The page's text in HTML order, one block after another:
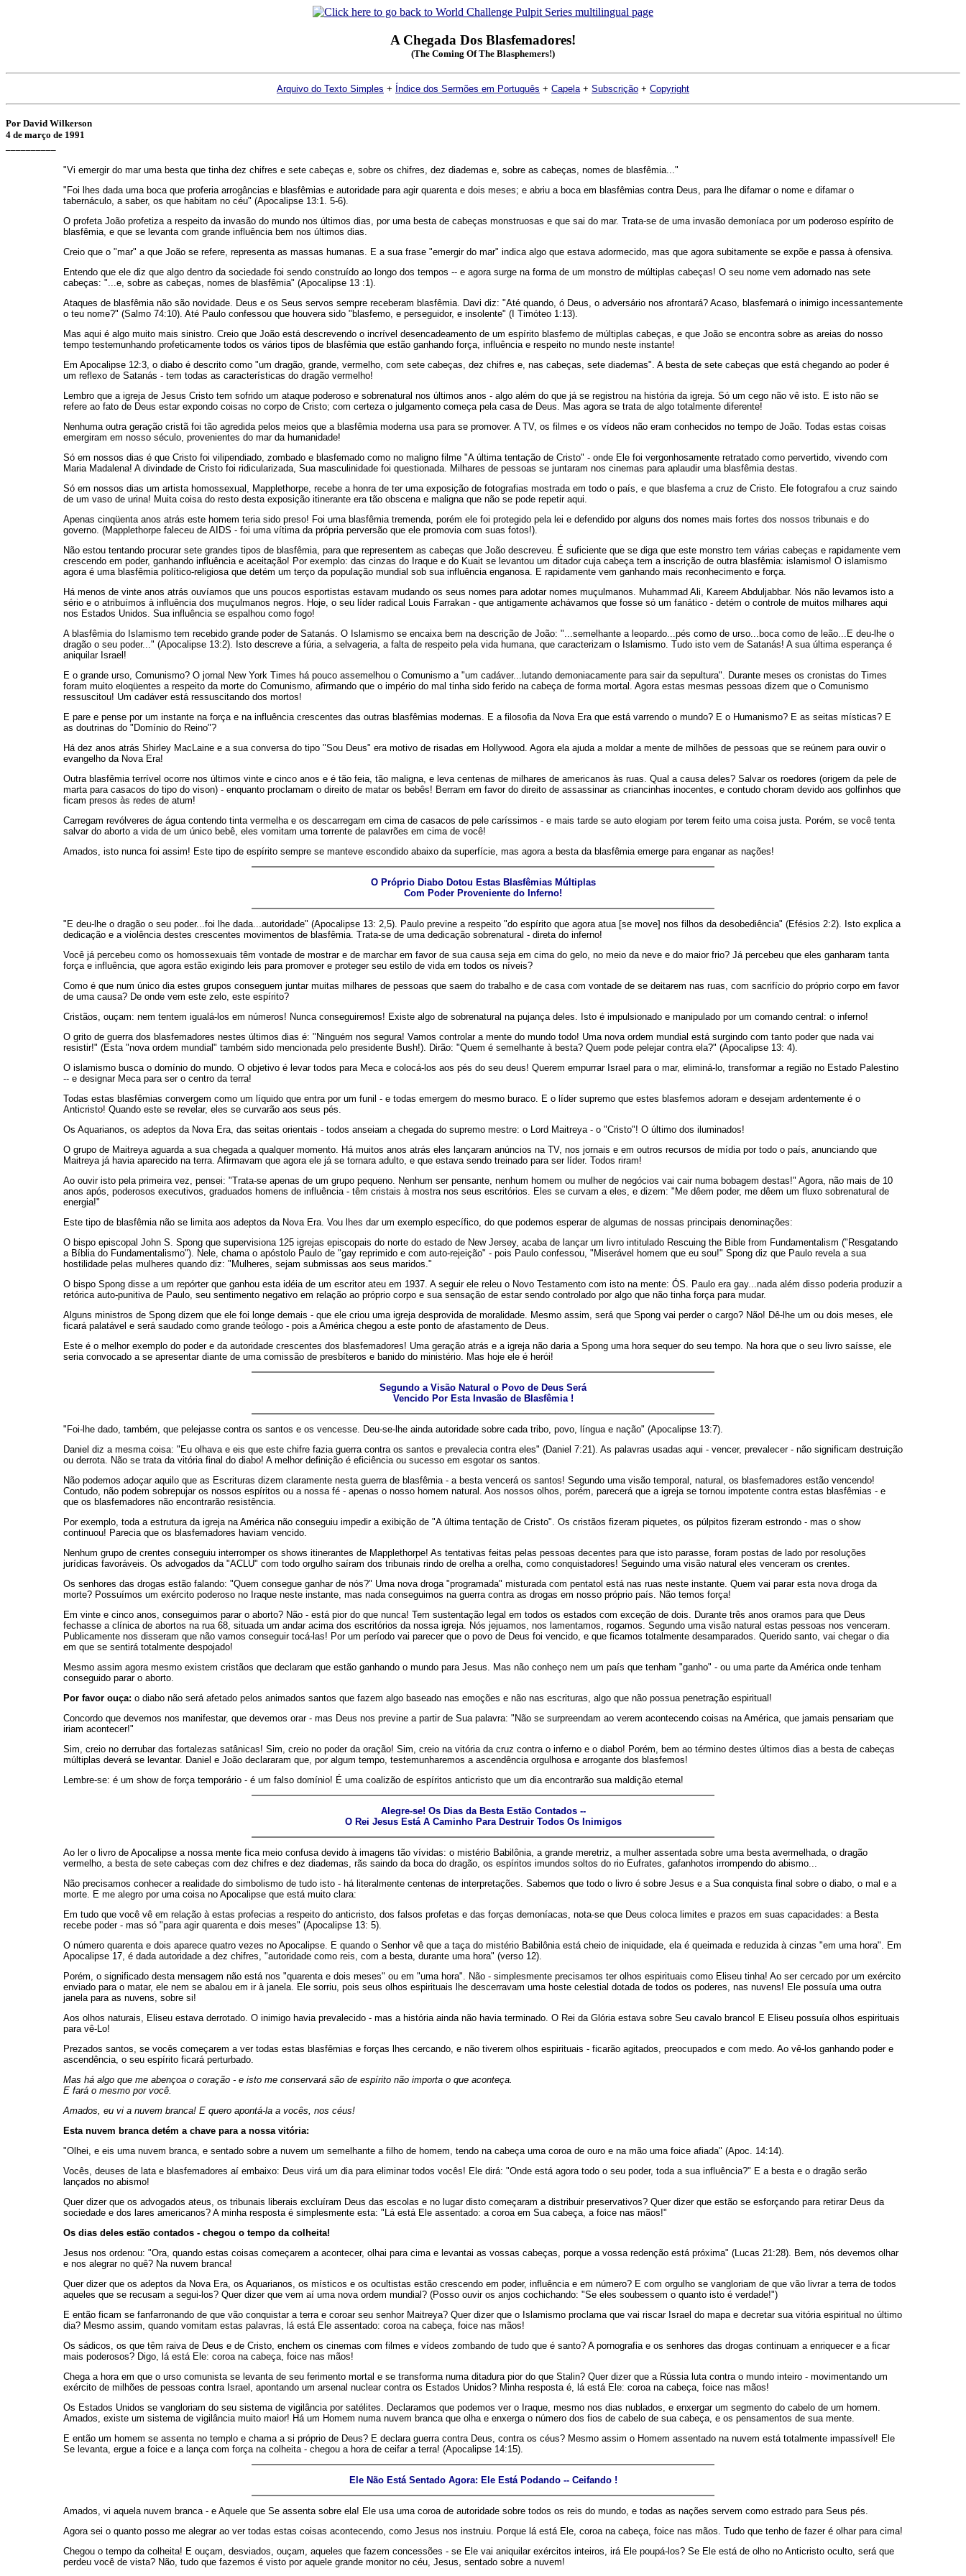
A Chegada Dos Blasfemadores!
(The Coming Of The Blasphemers!)
Arquivo do Texto Simples + Índice dos Sermões em Português + Capela+ Subscrição + Copyright
Por David Wilkerson
4 de março de 1991
"Vi emergir do mar uma besta que tinha dez chifres e sete cabeças e, sobre os chifres, dez diademas e, sobre as cabeças, nomes de blasfêmia..."
"Foi lhes dada uma boca que proferia arrogâncias e blasfêmias e autoridade para agir quarenta e dois meses; e abriu a boca em blasfêmias contra Deus, para lhe difamar o nome e difamar o
tabernáculo, a saber, os que habitam no céu" (Apocalipse 13:1. 5-6).
O profeta João profetiza a respeito da invasão do mundo nos últimos dias, por uma besta de cabeças monstruosas e que sai do mar. Trata-se de uma invasão demoníaca por um poderoso espírito de
blasfêmia, e que se levanta com grande influência bem nos últimos dias.
Creio que o "mar" a que João se refere, representa as massas humanas. E a sua frase "emergir do mar" indica algo que estava adormecido, mas que agora subitamente se expõe e passa à ofensiva.
Entendo que ele diz que algo dentro da sociedade foi sendo construído ao longo dos tempos -- e agora surge na forma de um monstro de múltiplas cabeças! O seu nome vem adornado nas sete
cabeças: "...e, sobre as cabeças, nomes de blasfêmia" (Apocalipse 13 :1).
Ataques de blasfêmia não são novidade. Deus e os Seus servos sempre receberam blasfêmia. Davi diz: "Até quando, ó Deus, o adversário nos afrontará? Acaso, blasfemará o inimigo incessantemente
o teu nome?" (Salmo 74:10). Até Paulo confessou que houvera sido "blasfemo, e perseguidor, e insolente" (I Timóteo 1:13).
Mas aqui é algo muito mais sinistro. Creio que João está descrevendo o incrível desencadeamento de um espírito blasfemo de múltiplas cabeças, e que João se encontra sobre as areias do nosso
tempo testemunhando profeticamente todos os vários tipos de blasfêmia que estão ganhando força, influência e respeito no mundo neste instante!
Em Apocalipse 12:3, o diabo é descrito como "um dragão, grande, vermelho, com sete cabeças, dez chifres e, nas cabeças, sete diademas". A besta de sete cabeças que está chegando ao poder é
um reflexo de Satanás - tem todas as características do dragão vermelho!
Lembro que a igreja de Jesus Cristo tem sofrido um ataque poderoso e sobrenatural nos últimos anos - algo além do que já se registrou na história da igreja. Só um cego não vê isto. E isto não se
refere ao fato de Deus estar expondo coisas no corpo de Cristo; com certeza o julgamento começa pela casa de Deus. Mas agora se trata de algo totalmente diferente!
Nenhuma outra geração cristã foi tão agredida pelos meios que a blasfêmia moderna usa para se promover. A TV, os filmes e os vídeos não eram conhecidos no tempo de João. Todas estas coisas
emergiram em nosso século, provenientes do mar da humanidade!
Só em nossos dias é que Cristo foi vilipendiado, zombado e blasfemado como no maligno filme "A última tentação de Cristo" - onde Ele foi vergonhosamente retratado como pervertido, vivendo com
Maria Madalena! A divindade de Cristo foi ridicularizada, Sua masculinidade foi questionada. Milhares de pessoas se juntaram nos cinemas para aplaudir uma blasfêmia destas.
Só em nossos dias um artista homossexual, Mapplethorpe, recebe a honra de ter uma exposição de fotografias mostrada em todo o país, e que blasfema a cruz de Cristo. Ele fotografou a cruz saindo
de um vaso de urina! Muita coisa do resto desta exposição itinerante era tão obscena e maligna que não se pode repetir aqui.
Apenas cinqüenta anos atrás este homem teria sido preso! Foi uma blasfêmia tremenda, porém ele foi protegido pela lei e defendido por alguns dos nomes mais fortes dos nossos tribunais e do
governo. (Mapplethorpe faleceu de AIDS - foi uma vítima da própria perversão que ele promovia com suas fotos!).
Não estou tentando procurar sete grandes tipos de blasfêmia, para que representem as cabeças que João descreveu. É suficiente que se diga que este monstro tem várias cabeças e rapidamente vem
crescendo em poder, ganhando influência e aceitação! Por exemplo: das cinzas do Iraque e do Kuait se levantou um ditador cuja cabeça tem a inscrição de outra blasfêmia: islamismo! O islamismo
agora é uma blasfêmia político-religiosa que detém um terço da população mundial sob sua influência enganosa. E rapidamente vem ganhando mais reconhecimento e força.
Há menos de vinte anos atrás ouvíamos que uns poucos esportistas estavam mudando os seus nomes para adotar nomes muçulmanos. Muhammad Ali, Kareem Abduljabbar. Nós não levamos isto a
sério e o atribuímos à influência dos muçulmanos negros. Hoje, o seu líder radical Louis Farrakan - que antigamente achávamos que fosse só um fanático - detém o controle de muitos milhares aqui
nos Estados Unidos. Sua influência se espalhou como fogo!
A blasfêmia do Islamismo tem recebido grande poder de Satanás. O Islamismo se encaixa bem na descrição de João: "...semelhante a leopardo...pés como de urso...boca como de leão...E deu-lhe o
dragão o seu poder..." (Apocalipse 13:2). Isto descreve a fúria, a selvageria, a falta de respeito pela vida humana, que caracterizam o Islamismo. Tudo isto vem de Satanás! A sua última esperança é
aniquilar Israel!
E o grande urso, Comunismo? O jornal New York Times há pouco assemelhou o Comunismo a "um cadáver...lutando demoniacamente para sair da sepultura". Durante meses os cronistas do Times
foram muito eloqüentes a respeito da morte do Comunismo, afirmando que o império do mal tinha sido ferido na cabeça de forma mortal. Agora estas mesmas pessoas dizem que o Comunismo
ressuscitou! Um cadáver está ressuscitando dos mortos!
E pare e pense por um instante na força e na influência crescentes das outras blasfêmias modernas. E a filosofia da Nova Era que está varrendo o mundo? E o Humanismo? E as seitas místicas? E
as doutrinas do "Domínio do Reino"?
Há dez anos atrás Shirley MacLaine e a sua conversa do tipo "Sou Deus" era motivo de risadas em Hollywood. Agora ela ajuda a moldar a mente de milhões de pessoas que se reúnem para ouvir o
evangelho da Nova Era!
Outra blasfêmia terrível ocorre nos últimos vinte e cinco anos e é tão feia, tão maligna, e leva centenas de milhares de americanos às ruas. Qual a causa deles? Salvar os roedores (origem da pele de
marta para casacos do tipo do vison) - enquanto proclamam o direito de matar os bebês! Berram em favor do direito de assassinar as criancinhas inocentes, e contudo choram devido aos golfinhos que
ficam presos às redes de atum!
Carregam revólveres de água contendo tinta vermelha e os descarregam em cima de casacos de pele caríssimos - e mais tarde se auto elogiam por terem feito uma coisa justa. Porém, se você tenta
salvar do aborto a vida de um único bebê, eles vomitam uma torrente de palavrões em cima de você!
Amados, isto nunca foi assim! Este tipo de espírito sempre se manteve escondido abaixo da superfície, mas agora a besta da blasfêmia emerge para enganar as nações!
O Próprio Diabo Dotou Estas Blasfêmias Múltiplas
Com Poder Proveniente do Inferno!
"E deu-lhe o dragão o seu poder...foi lhe dada...autoridade" (Apocalipse 13: 2,5). Paulo previne a respeito "do espírito que agora atua [se move] nos filhos da desobediência" (Efésios 2:2). Isto explica a
dedicação e a violência destes crescentes movimentos de blasfêmia. Trata-se de uma dedicação sobrenatural - direta do inferno!
Você já percebeu como os homossexuais têm vontade de mostrar e de marchar em favor de sua causa seja em cima do gelo, no meio da neve e do maior frio? Já percebeu que eles ganharam tanta
força e influência, que agora estão exigindo leis para promover e proteger seu estilo de vida em todos os níveis?
Como é que num único dia estes grupos conseguem juntar muitas milhares de pessoas que saem do trabalho e de casa com vontade de se deitarem nas ruas, com sacrifício do próprio corpo em favor
de uma causa? De onde vem este zelo, este espírito?
Cristãos, ouçam: nem tentem igualá-los em números! Nunca conseguiremos! Existe algo de sobrenatural na pujança deles. Isto é impulsionado e manipulado por um comando central: o inferno!
O grito de guerra dos blasfemadores nestes últimos dias é: "Ninguém nos segura! Vamos controlar a mente do mundo todo! Uma nova ordem mundial está surgindo com tanto poder que nada vai
resistir!" (Esta "nova ordem mundial" também sido mencionada pelo presidente Bush!). Dirão: "Quem é semelhante à besta? Quem pode pelejar contra ela?" (Apocalipse 13: 4).
O islamismo busca o domínio do mundo. O objetivo é levar todos para Meca e colocá-los aos pés do seu deus! Querem empurrar Israel para o mar, eliminá-lo, transformar a região no Estado Palestino
-- e designar Meca para ser o centro da terra!
Todas estas blasfêmias convergem como um líquido que entra por um funil - e todas emergem do mesmo buraco. E o líder supremo que estes blasfemos adoram e desejam ardentemente é o
Anticristo! Quando este se revelar, eles se curvarão aos seus pés.
Os Aquarianos, os adeptos da Nova Era, das seitas orientais - todos anseiam a chegada do supremo mestre: o Lord Maitreya - o "Cristo"! O último dos iluminados!
O grupo de Maitreya aguarda a sua chegada a qualquer momento. Há muitos anos atrás eles lançaram anúncios na TV, nos jornais e em outros recursos de mídia por todo o país, anunciando que
Maitreya já havia aparecido na terra. Afirmavam que agora ele já se tornara adulto, e que estava sendo treinado para ser líder. Todos riram!
Ao ouvir isto pela primeira vez, pensei: "Trata-se apenas de um grupo pequeno. Nenhum ser pensante, nenhum homem ou mulher de negócios vai cair numa bobagem destas!" Agora, não mais de 10
anos após, poderosos executivos, graduados homens de influência - têm cristais à mostra nos seus escritórios. Eles se curvam a eles, e dizem: "Me dêem poder, me dêem um fluxo sobrenatural de
energia!"
Este tipo de blasfêmia não se limita aos adeptos da Nova Era. Vou lhes dar um exemplo específico, do que podemos esperar de algumas de nossas principais denominações:
O bispo episcopal John S. Spong que supervisiona 125 igrejas episcopais do norte do estado de New Jersey, acaba de lançar um livro intitulado Rescuing the Bible from Fundamentalism ("Resgatando
a Bíblia do Fundamentalismo"). Nele, chama o apóstolo Paulo de "gay reprimido e com auto-rejeição" - pois Paulo confessou, "Miserável homem que eu sou!" Spong diz que Paulo revela a sua
hostilidade pelas mulheres quando diz: "Mulheres, sejam submissas aos seus maridos."
O bispo Spong disse a um repórter que ganhou esta idéia de um escritor ateu em 1937. A seguir ele releu o Novo Testamento com isto na mente: ÓS. Paulo era gay...nada além disso poderia produzir a
retórica auto-punitiva de Paulo, seu sentimento negativo em relação ao próprio corpo e sua sensação de estar sendo controlado por algo que não tinha força para mudar.
Alguns ministros de Spong dizem que ele foi longe demais - que ele criou uma igreja desprovida de moralidade. Mesmo assim, será que Spong vai perder o cargo? Não! Dê-lhe um ou dois meses, ele
ficará palatável e será saudado como grande teólogo - pois a América chegou a este ponto de afastamento de Deus.
Este é o melhor exemplo do poder e da autoridade crescentes dos blasfemadores! Uma geração atrás e a igreja não daria a Spong uma hora sequer do seu tempo. Na hora que o seu livro saísse, ele
seria convocado a se apresentar diante de uma comissão de presbíteros e banido do ministério. Mas hoje ele é herói!
Segundo a Visão Natural o Povo de Deus Será
Vencido Por Esta Invasão de Blasfêmia !
"Foi-lhe dado, também, que pelejasse contra os santos e os vencesse. Deu-se-lhe ainda autoridade sobre cada tribo, povo, língua e nação" (Apocalipse 13:7).
Daniel diz a mesma coisa: "Eu olhava e eis que este chifre fazia guerra contra os santos e prevalecia contra eles" (Daniel 7:21). As palavras usadas aqui - vencer, prevalecer - não significam destruição
ou derrota. Não se trata da vitória final do diabo! A melhor definição é eficiência ou sucesso em esgotar os santos.
Não podemos adoçar aquilo que as Escrituras dizem claramente nesta guerra de blasfêmia - a besta vencerá os santos! Segundo uma visão temporal, natural, os blasfemadores estão vencendo!
Contudo, não podem sobrepujar os nossos espíritos ou a nossa fé - apenas o nosso homem natural. Aos nossos olhos, porém, parecerá que a igreja se tornou impotente contra estas blasfêmias - e
que os blasfemadores não encontrarão resistência.
Por exemplo, toda a estrutura da igreja na América não conseguiu impedir a exibição de "A última tentação de Cristo". Os cristãos fizeram piquetes, os púlpitos fizeram estrondo - mas o show
continuou! Parecia que os blasfemadores haviam vencido.
Nenhum grupo de crentes conseguiu interromper os shows itinerantes de Mapplethorpe! As tentativas feitas pelas pessoas decentes para que isto parasse, foram postas de lado por resoluções
jurídicas favoráveis. Os advogados da "ACLU" com todo orgulho saíram dos tribunais rindo de orelha a orelha, como conquistadores! Seguindo uma visão natural eles venceram os crentes.
Os senhores das drogas estão falando: "Quem consegue ganhar de nós?" Uma nova droga "programada" misturada com pentatol está nas ruas neste instante. Quem vai parar esta nova droga da
morte? Possuímos um exército poderoso no Iraque neste instante, mas nada conseguimos na guerra contra as drogas em nosso próprio país. Não temos força!
Em vinte e cinco anos, conseguimos parar o aborto? Não - está pior do que nunca! Tem sustentação legal em todos os estados com exceção de dois. Durante três anos oramos para que Deus
fechasse a clínica de abortos na rua 68, situada um andar acima dos escritórios da nossa igreja. Nós jejuamos, nos lamentamos, rogamos. Segundo uma visão natural estas pessoas nos venceram.
Publicamente nos disseram que não vamos conseguir tocá-las! Por um período vai parecer que o povo de Deus foi vencido, e que ficamos totalmente desamparados. Querido santo, vai chegar o dia
em que se sentirá totalmente despojado!
Mesmo assim agora mesmo existem cristãos que declaram que estão ganhando o mundo para Jesus. Mas não conheço nem um país que tenham "ganho" - ou uma parte da América onde tenham
conseguido parar o aborto.
Por favor ouça: o diabo não será afetado pelos animados santos que fazem algo baseado nas emoções e não nas escrituras, algo que não possua penetração espiritual!
Concordo que devemos nos manifestar, que devemos orar - mas Deus nos previne a partir de Sua palavra: "Não se surpreendam ao verem acontecendo coisas na América, que jamais pensariam que
iriam acontecer!"
Sim, creio no derrubar das fortalezas satânicas! Sim, creio no poder da oração! Sim, creio na vitória da cruz contra o inferno e o diabo! Porém, bem ao término destes últimos dias a besta de cabeças
múltiplas deverá se levantar. Daniel e João declararam que, por algum tempo, testemunharemos a ascendência orgulhosa e arrogante dos blasfemos!
Lembre-se: é um show de força temporário - é um falso domínio! É uma coalizão de espíritos anticristo que um dia encontrarão sua maldição eterna!
Alegre-se! Os Dias da Besta Estão Contados --
O Rei Jesus Está A Caminho Para Destruir Todos Os Inimigos
Ao ler o livro de Apocalipse a nossa mente fica meio confusa devido à imagens tão vívidas: o mistério Babilônia, a grande meretriz, a mulher assentada sobre uma besta avermelhada, o dragão
vermelho, a besta de sete cabeças com dez chifres e dez diademas, rãs saindo da boca do dragão, os espíritos imundos soltos do rio Eufrates, gafanhotos irrompendo do abismo...
Não precisamos conhecer a realidade do simbolismo de tudo isto - há literalmente centenas de interpretações. Sabemos que todo o livro é sobre Jesus e a Sua conquista final sobre o diabo, o mal e a
morte. E me alegro por uma coisa no Apocalipse que está muito clara:
Em tudo que você vê em relação à estas profecias a respeito do anticristo, dos falsos profetas e das forças demoníacas, nota-se que Deus coloca limites e prazos em suas capacidades: a Besta
recebe poder - mas só "para agir quarenta e dois meses" (Apocalipse 13: 5).
O número quarenta e dois aparece quatro vezes no Apocalipse. E quando o Senhor vê que a taça do mistério Babilônia está cheio de iniquidade, ela é queimada e reduzida à cinzas "em uma hora". Em
Apocalipse 17, é dada autoridade a dez chifres, "autoridade como reis, com a besta, durante uma hora" (verso 12).
Porém, o significado desta mensagem não está nos "quarenta e dois meses" ou em "uma hora". Não - simplesmente precisamos ter olhos espirituais como Eliseu tinha! Ao ser cercado por um exército
enviado para o matar, ele nem se abalou em ir à janela. Ele sorriu, pois seus olhos espirituais lhe descerravam uma hoste celestial dotada de todos os poderes, nas nuvens! Ele possuía uma outra
janela para as nuvens, sobre si!
Aos olhos naturais, Eliseu estava derrotado. O inimigo havia prevalecido - mas a história ainda não havia terminado. O Rei da Glória estava sobre Seu cavalo branco! E Eliseu possuía olhos espirituais
para vê-Lo!
Prezados santos, se vocês começarem a ver todas estas blasfêmias e forças lhes cercando, e não tiverem olhos espirituais - ficarão agitados, preocupados e com medo. Ao vê-los ganhando poder e
ascendência, o seu espírito ficará perturbado.
Mas há algo que me abençoa o coração - e isto me conservará são de espírito não importa o que aconteça.
E fará o mesmo por você.
Amados, eu vi a nuvem branca! E quero apontá-la a vocês, nos céus!
Esta nuvem branca detém a chave para a nossa vitória:
"Olhei, e eis uma nuvem branca, e sentado sobre a nuvem um semelhante a filho de homem, tendo na cabeça uma coroa de ouro e na mão uma foice afiada" (Apoc. 14:14).
Vocês, deuses de lata e blasfemadores aí embaixo: Deus virá um dia para eliminar todos vocês! Ele dirá: "Onde está agora todo o seu poder, toda a sua influência?" E a besta e o dragão serão
lançados no abismo!
Quer dizer que os advogados ateus, os tribunais liberais excluíram Deus das escolas e no lugar disto começaram a distribuir preservativos? Quer dizer que estão se esforçando para retirar Deus da
sociedade e dos lares americanos? A minha resposta é simplesmente esta: "Lá está Ele assentado: a coroa em Sua cabeça, a foice nas mãos!"
Os dias deles estão contados - chegou o tempo da colheita!
Jesus nos ordenou: "Ora, quando estas coisas começarem a acontecer, olhai para cima e levantai as vossas cabeças, porque a vossa redenção está próxima" (Lucas 21:28). Bem, nós devemos olhar
e nos alegrar no quê? Na nuvem branca!
Quer dizer que os adeptos da Nova Era, os Aquarianos, os místicos e os ocultistas estão crescendo em poder, influência e em número? E com orgulho se vangloriam de que vão livrar a terra de todos
aqueles que se recusam a segui-los? Quer dizer que vem aí uma nova ordem mundial? (Posso ouvir os anjos cochichando: "Se eles soubessem o quanto isto é verdade!")
E então ficam se fanfarronando de que vão conquistar a terra e coroar seu senhor Maitreya? Quer dizer que o Islamismo proclama que vai riscar Israel do mapa e decretar sua vitória espiritual no último
dia? Mesmo assim, quando vomitam estas palavras, lá está Ele assentado: coroa na cabeça, foice nas mãos!
Os sádicos, os que têm raiva de Deus e de Cristo, enchem os cinemas com filmes e vídeos zombando de tudo que é santo? A pornografia e os senhores das drogas continuam a enriquecer e a ficar
mais poderosos? Digo, lá está Ele: coroa na cabeça, foice nas mãos!
Chega a hora em que o urso comunista se levanta de seu ferimento mortal e se transforma numa ditadura pior do que Stalin? Quer dizer que a Rússia luta contra o mundo inteiro - movimentando um
exército de milhões de pessoas contra Israel, apontando um arsenal nuclear contra os Estados Unidos? Minha resposta é, lá está Ele: coroa na cabeça, foice nas mãos!
Os Estados Unidos se vangloriam do seu sistema de vigilância por satélites. Declaramos que podemos ver o Iraque, mesmo nos dias nublados, e enxergar um segmento do cabelo de um homem.
Amados, existe um sistema de vigilância muito maior! Há um Homem numa nuvem branca que olha e enxerga o número dos fios de cabelo de sua cabeça, e os pensamentos de sua mente.
E então um homem se assenta no templo e chama a si próprio de Deus? E declara guerra contra Deus, contra os céus? Mesmo assim o Homem assentado na nuvem está totalmente impassível! Ele
Se levanta, ergue a foice e a lança com força na colheita - chegou a hora de ceifar a terra! (Apocalipse 14:15).
Ele Não Está Sentado Agora: Ele Está Podando -- Ceifando !
Amados, vi aquela nuvem branca - e Aquele que Se assenta sobre ela! Ele usa uma coroa de autoridade sobre todos os reis do mundo, e todas as nações servem como estrado para Seus pés.
Agora sei o quanto posso me alegrar ao ver todas estas coisas acontecendo, como Jesus nos instruiu. Porque lá está Ele, coroa na cabeça, foice nas mãos. Tudo que tenho de fazer é olhar para cima!
Chegou o tempo da colheita! E ouçam, desviados, ouçam, aqueles que fazem concessões - se Ele vai aniquilar exércitos inteiros, irá Ele poupá-los? Se Ele está de olho no Anticristo oculto, será que
perdeu você de vista? Não, tudo que fazemos é visto por aquele grande monitor no céu, Jesus, sentado sobre a nuvem!